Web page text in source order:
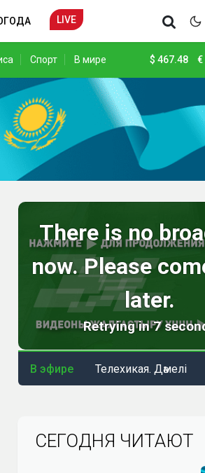
LIVE
Спорт В мире $ 467.48 €
В эфире Телехикая. Дәмелі
СЕГОДНЯ ЧИТАЮТ